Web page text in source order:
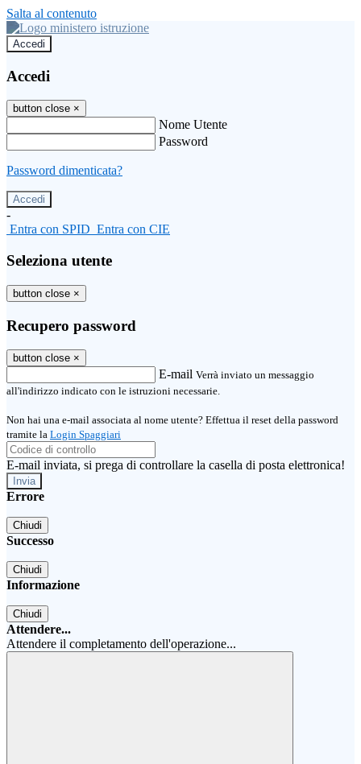
Salta al contenuto
Accedi
Accedi
button close ×
Nome Utente
Password
Password dimenticata?
-
Entra con SPID Entra con CIE
Seleziona utente
button close ×
Recupero password
button close ×
E-mail Verrà inviato un messaggio
all'indirizzo indicato con le istruzioni necessarie.
Non hai una e-mail associata al nome utente? Effettua il reset della password
tramite la Login Spaggiari
E-mail inviata, si prega di controllare la casella di posta elettronica!
Errore
Chiudi
Successo
Chiudi
Informazione
Chiudi
Attendere...
Attendere il completamento dell'operazione...